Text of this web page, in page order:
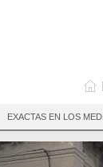
EXACTAS EN LOS